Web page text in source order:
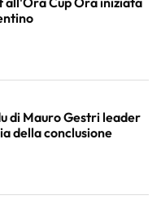
di Mauro Gestri leader
della conclusione